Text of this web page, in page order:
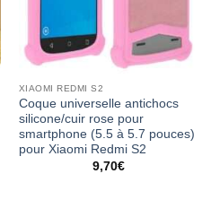
XIAOMI REDMI S2
Coque universelle antichocs
silicone/cuir rose pour
smartphone (5.5 à 5.7 pouces)
pour Xiaomi Redmi S2
9,70€